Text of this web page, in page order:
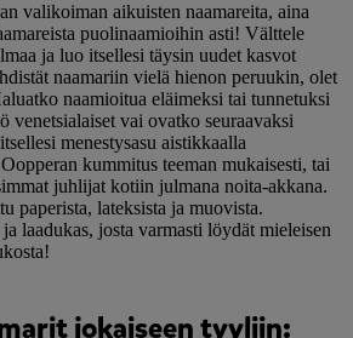
valikoiman aikuisten naamareita, aina
puolinaamioihin asti! Välttele
ja luo itsellesi täysin uudet kasvot
naamariin vielä hienon peruukin, olet
naamioitua eläimeksi tai tunnetuksi
venetsialaiset vai ovatko seuraavaksi
menestysasu aistikkaalla
kummitus teeman mukaisesti, tai
juhlijat kotiin julmana noita-akkana.
paperista, lateksista ja muovista.
laadukas, josta varmasti löydät mieleisen
jokaiseen tyyliin: